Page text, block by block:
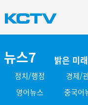
뉴스7 밝은 미
정치/행정 경제/
영어뉴스
중국어